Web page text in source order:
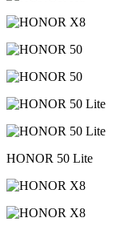
HONOR 50 Lite